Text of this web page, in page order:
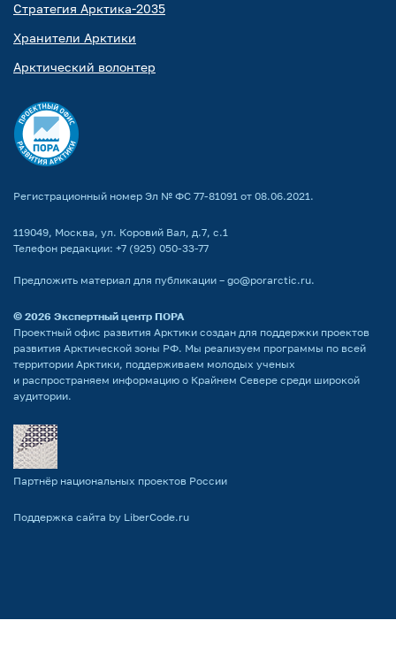
Стратегия Арктика-2035
Хранители Арктики
Арктический волонтер
Регистрационный номер Эл № ФС 77-81091 от 08.06.2021.
119049, Москва, ул. Коровий Вал, д.7, с.1
Телефон редакции: +7 (925) 050-33-77
Предложить материал для публикации – go@porarctic.ru.
© 2026 Экспертный центр ПОРА
Проектный офис развития Арктики создан для поддержки проектов
развития Арктической зоны РФ. Мы реализуем программы по всей
территории Арктики, поддерживаем молодых ученых
и распространяем информацию о Крайнем Севере среди широкой
аудитории.
Партнёр национальных проектов России
Поддержка сайта by LiberCode.ru